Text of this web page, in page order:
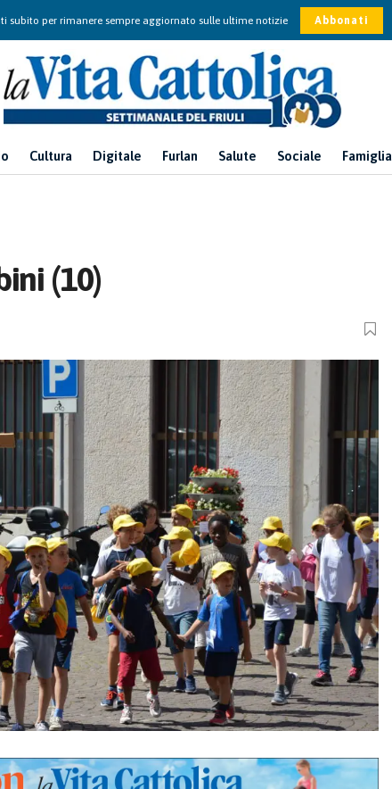
subito per rimanere sempre aggiornato sulle ultime notizie Abbonati
Cultura Digitale Furlan Salute Sociale Famiglia
(10)